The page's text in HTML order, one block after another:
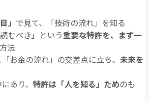
」 で見て、「技術の流れ」を知る
むべき」という重要な特許を、まず一
方法
お金の流れ」の交差点に立ち、 未来を
あり、 特許は「人を知る」ためのも